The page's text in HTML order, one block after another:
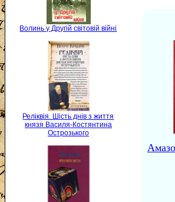
Волинь у Другій світовій війні
Реліквія. Шість днів з життя
князя Василя-Костянтина
Острозького